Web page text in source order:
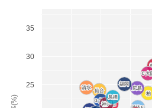
仙台
仙台
浦和
浦和
柏
柏
清水
清水
Ｇ大阪
Ｇ大阪
Ｃ大
Ｃ大
神戸
神戸
広島
広島
福岡
福岡
鳥栖
鳥栖
25
30
35